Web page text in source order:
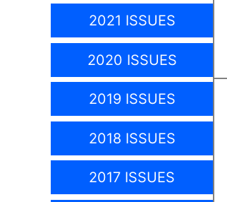
2021 ISSUES
2020 ISSUES
2019 ISSUES
2018 ISSUES
2017 ISSUES